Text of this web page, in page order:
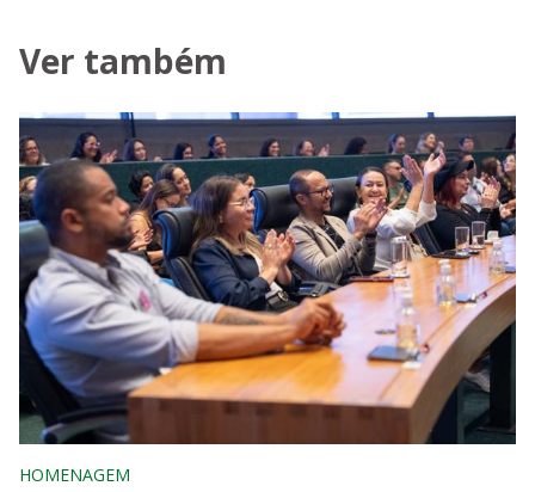
Ver também
HOMENAGEM